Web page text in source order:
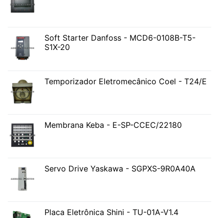
Soft Starter Danfoss - MCD6-0108B-T5-
S1X-20
Temporizador Eletromecânico Coel - T24/E
Membrana Keba - E-SP-CCEC/22180
Servo Drive Yaskawa - SGPXS-9R0A40A
Placa Eletrônica Shini - TU-01A-V1.4